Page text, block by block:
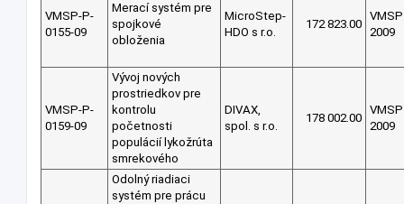
VMSP-P-
0155-09
Merací systém pre
spojkové
obloženia
MicroStep-
HDO s r.o.
172 823.00
VMSP
2009
VMSP-P-
0159-09
Vývoj nových
prostriedkov pre
kontrolu
početnosti
populácií lykožrúta
smrekového
DIVAX,
spol. s r.o.
178 002.00
VMSP
2009
Odolný riadiaci
systém pre prácu